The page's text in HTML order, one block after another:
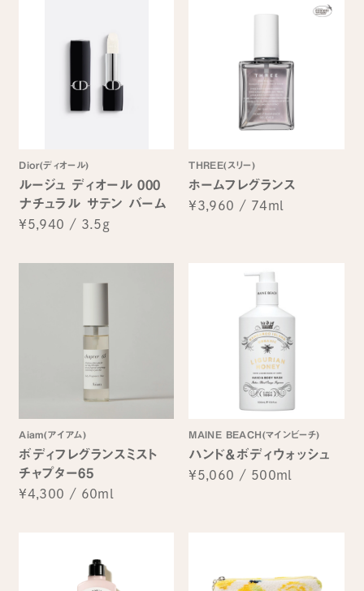
Dior(ディオール)
ルージュ ディオール 000
ナチュラル サテン バーム
¥5,940 / 3.5g
THREE(スリー)
ホームフレグランス
¥3,960 / 74ml
Aiam(アイアム)
ボディフレグランスミスト
チャプター65
¥4,300 / 60ml
MAINE BEACH(マインビーチ)
ハンド＆ボディウォッシュ
¥5,060 / 500ml